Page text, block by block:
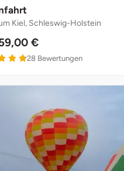
Kiel, Schleswig-Holstein
€
4.8 von 5
28 Bewertungen